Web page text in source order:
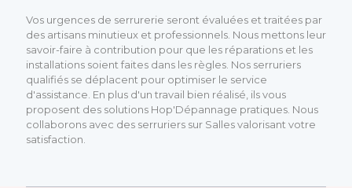
Vos urgences de serrurerie seront évaluées et traitées par
des artisans minutieux et professionnels. Nous mettons leur
savoir-faire à contribution pour que les réparations et les
installations soient faites dans les règles. Nos serruriers
qualifiés se déplacent pour optimiser le service
d'assistance. En plus d'un travail bien réalisé, ils vous
proposent des solutions Hop'Dépannage pratiques. Nous
collaborons avec des serruriers sur Salles valorisant votre
satisfaction.